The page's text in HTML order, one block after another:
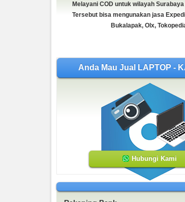
Melayani COD untuk wilayah
Tersebut bisa mengunakan jasa
Bukalapak, Olx,
Anda Mau Jual LAPTOP -
Hubungi Kami